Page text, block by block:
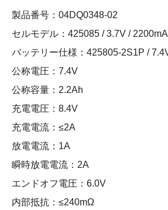
製品番号：04DQ0348-02
セルモデル：425085 / 3.7V /
バッテリー仕様：425805-2S1P /
公称電圧：7.4V
公称容量：2.2Ah
充電電圧：8.4V
充電電流：≤2A
放電電流：1A
瞬時放電電流：2A
エンドオフ電圧：6.0V
内部抵抗：≤240mΩ